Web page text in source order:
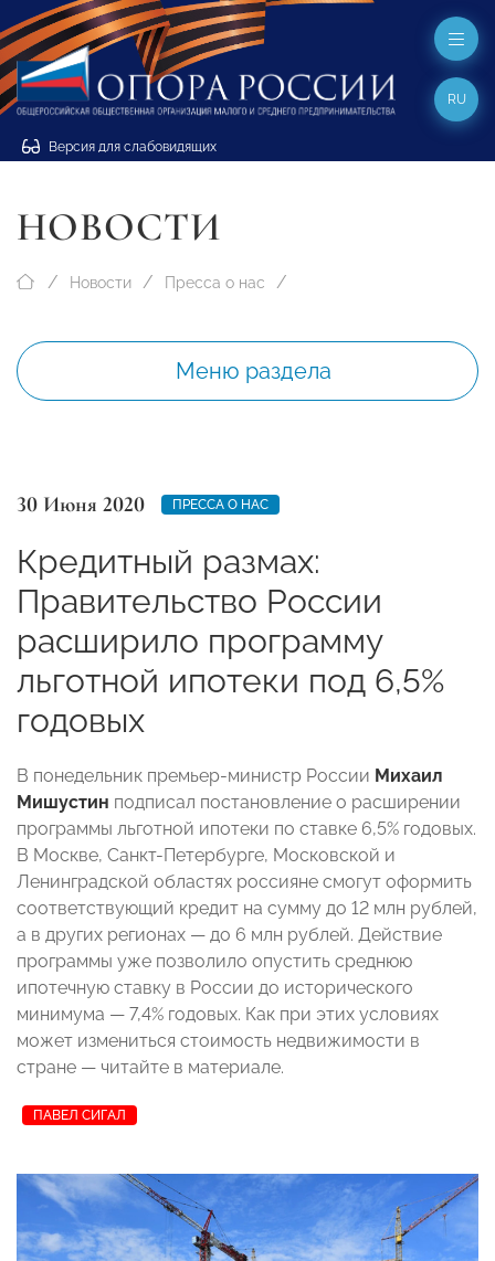
Версия для слабовидящих
RU
НОВОСТИ
Новости Пресса о нас
Меню раздела
30 Июня 2020 ПРЕССА О НАС
Кредитный размах:
Правительство России
расширило программу
льготной ипотеки под 6,5%
годовых
В понедельник премьер-министр России Михаил
Мишустин подписал постановление о расширении
программы льготной ипотеки по ставке 6,5% годовых.
В Москве, Санкт-Петербурге, Московской и
Ленинградской областях россияне смогут оформить
соответствующий кредит на сумму до 12 млн рублей,
а в других регионах — до 6 млн рублей. Действие
программы уже позволило опустить среднюю
ипотечную ставку в России до исторического
минимума — 7,4% годовых. Как при этих условиях
может измениться стоимость недвижимости в
стране — читайте в материале.
ПАВЕЛ СИГАЛ